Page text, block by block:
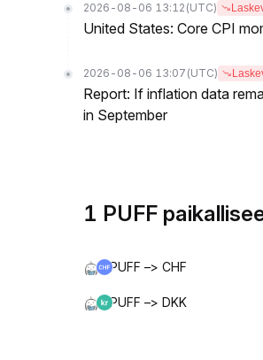
2026-08-06 13:12 (UTC)
United States: Core CPI
2026-08-06 13:07 (UTC)
Report: If inflation data
in September
1 PUFF
PUFF –> CHF
PUFF –> DKK